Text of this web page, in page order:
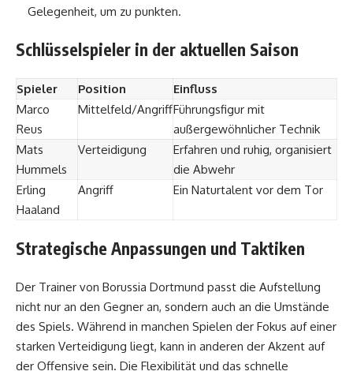
Gelegenheit, um zu punkten.
Schlüsselspieler in der aktuellen Saison
Spieler Position
Einfluss
Marco
Reus
Mittelfeld/AngriffFührungsfigur mit
außergewöhnlicher Technik
Mats
Hummels
Verteidigung
Erfahren und ruhig, organisiert
die Abwehr
Erling
Haaland
Angriff Ein Naturtalent vor dem Tor
Strategische Anpassungen und Taktiken
Der Trainer von Borussia Dortmund passt die Aufstellung
nicht nur an den Gegner an, sondern auch an die Umstände
des Spiels. Während in manchen Spielen der Fokus auf einer
starken Verteidigung liegt, kann in anderen der Akzent auf
der Offensive sein. Die Flexibilität und das schnelle